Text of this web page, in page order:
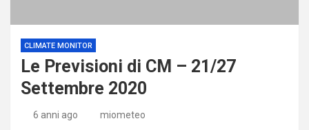
CLIMATE MONITOR
Le Previsioni di CM – 21/27
Settembre 2020
6 anni ago miometeo